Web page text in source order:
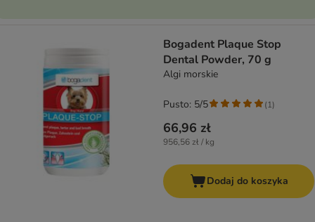
Bogadent Plaque Stop
Dental Powder, 70 g
Algi morskie
66,96 zł
956,56 zł / kg
Pusto: 5/5 (1)
Dodaj do koszyka